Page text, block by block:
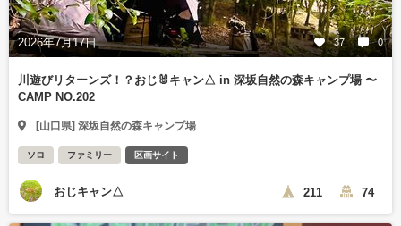
2026年7月17日 37 0
川遊びリターンズ！？おじ🐰キャン△ in 深坂自然の森キャンプ場 〜
CAMP NO.202
[山口県] 深坂自然の森キャンプ場
ソロ ファミリー 区画サイト
おじキャン△ 211 74